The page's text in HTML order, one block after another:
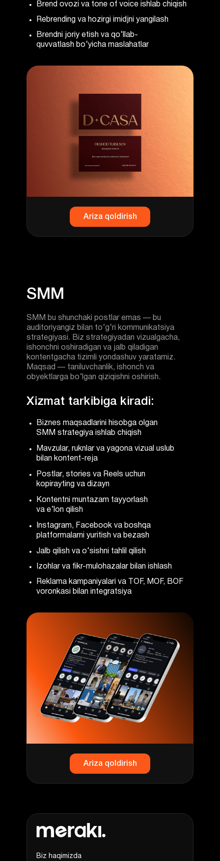
Brend ovozi va tone of voice ishlab chiqish
Rebrending va hozirgi imidjni yangilash
Brendni joriy etish va qo‘llab-
quvvatlash bo‘yicha maslahatlar
Ariza qoldirish
SMM bu shunchaki postlar emas — bu
auditoriyangiz bilan to‘g‘ri kommunikatsiya
strategiyasi. Biz strategiyadan vizualgacha,
ishonchni oshiradigan va jalb qiladigan
kontentgacha tizimli yondashuv yaratamiz.
Maqsad — taniluvchanlik, ishonch va
obyektlarga bo‘lgan qiziqishni oshirish.
Xizmat tarkibiga kiradi:
Biznes maqsadlarini hisobga olgan
SMM strategiya ishlab chiqish
Mavzular, ruknlar va yagona vizual uslub
bilan kontent-reja
Postlar, stories va Reels uchun
kopirayting va dizayn
Kontentni muntazam tayyorlash
va e’lon qilish
Instagram, Facebook va boshqa
platformalarni yuritish va bezash
Jalb qilish va o‘sishni tahlil qilish
Izohlar va fikr-mulohazalar bilan ishlash
Reklama kampaniyalari va TOF, MOF, BOF
voronkasi bilan integratsiya
Ariza qoldirish
Biz haqimizda